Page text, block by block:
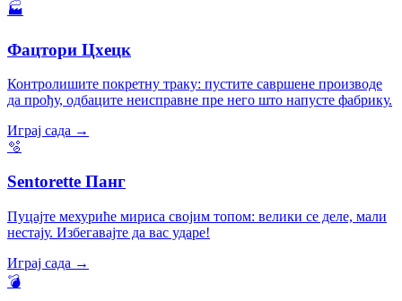
🏭
Фацтори Цхецк
Контролишите покретну траку: пустите савршене производе
да прођу, одбаците неисправне пре него што напусте фабрику.
Играј сада →
🫧
Sentorette Панг
Пуцајте мехуриће мириса својим топом: велики се деле, мали
нестају. Избегавајте да вас ударе!
Играј сада →
💣